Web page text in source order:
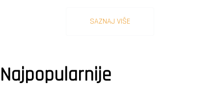
SAZNAJ VIŠE
Najpopularnije